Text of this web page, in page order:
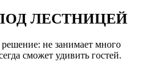
ПОД ЛЕСТНИЦЕЙ
не занимает много
сможет удивить гостей.